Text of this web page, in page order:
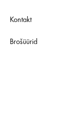
Kontakt
Brošüürid